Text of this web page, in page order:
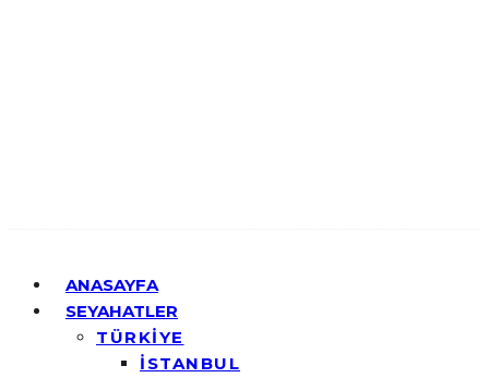
ANASAYFA
SEYAHATLER
TÜRKİYE
İSTANBUL